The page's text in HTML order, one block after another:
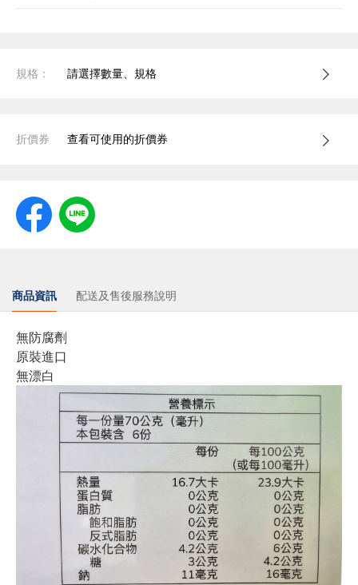
規格： 請選擇數量、規格
折價券 查看可使用的折價券
商品資訊 配送及售後服務說明
無防腐劑
原裝進口
無漂白